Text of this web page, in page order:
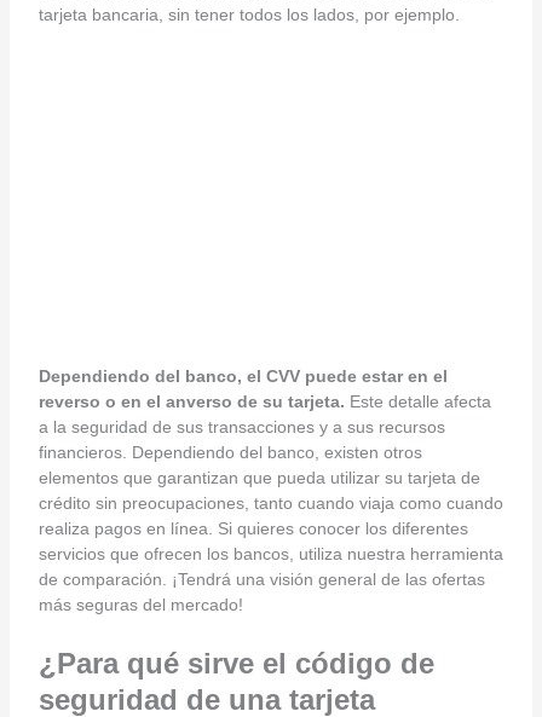
tarjeta bancaria, sin tener todos los lados, por ejemplo.
Dependiendo del banco, el CVV puede estar en el
reverso o en el anverso de su tarjeta. Este detalle afecta
a la seguridad de sus transacciones y a sus recursos
financieros. Dependiendo del banco, existen otros
elementos que garantizan que pueda utilizar su tarjeta de
crédito sin preocupaciones, tanto cuando viaja como cuando
realiza pagos en línea. Si quieres conocer los diferentes
servicios que ofrecen los bancos, utiliza nuestra herramienta
de comparación. ¡Tendrá una visión general de las ofertas
más seguras del mercado!
¿Para qué sirve el código de
seguridad de una tarjeta